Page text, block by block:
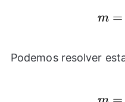
m =
Podemos resolver